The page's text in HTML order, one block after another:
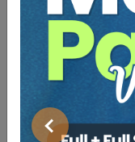
Önceki
Video Eğitim
Hukuk